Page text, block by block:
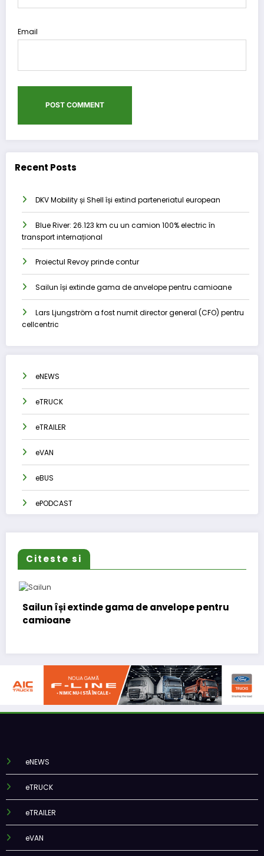
Email
Recent Posts
DKV Mobility și Shell își extind parteneriatul european
Blue River: 26.123 km cu un camion 100% electric în
transport internațional
Proiectul Revoy prinde contur
Sailun își extinde gama de anvelope pentru camioane
Lars Ljungström a fost numit director general (CFO) pentru
cellcentric
eNEWS
eTRUCK
eTRAILER
eVAN
eBUS
ePODCAST
Citeste si
gama de anvelope pentru
Lars
eNEWS
eTRUCK
eTRAILER
eVAN